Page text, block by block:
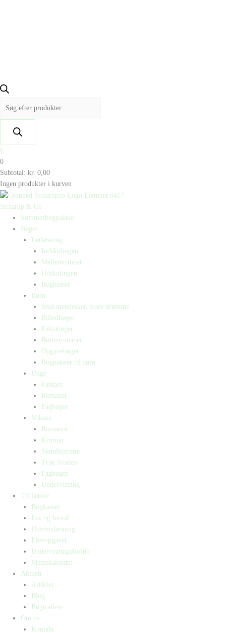
0
0
Subtotal: kr. 0,00
Ingen produkter i kurven
Straarup & Co
Sommerbogpakker
Bøger
Letlæsning
Indskolingen
Mellemtrinnet
Udskolingen
Bogkasser
Børn
Små mennesker, store drømme
Billedbøger
Faktabøger
Børneromaner
Opgavebøger
Bogpakker til børn
Unge
Fantasy
Romaner
Fagbøger
Voksne
Romance
Krimier
Skønlitteratur
True Stories
Fagbøger
Undervisning
Til lærere
Bogkasser
Lix og let-tal
Universlæsning
Elevopgaver
Undervisningsforløb
Messekalender
Aktuelt
Artikler
Blog
Bogtrailere
Om os
Kontakt